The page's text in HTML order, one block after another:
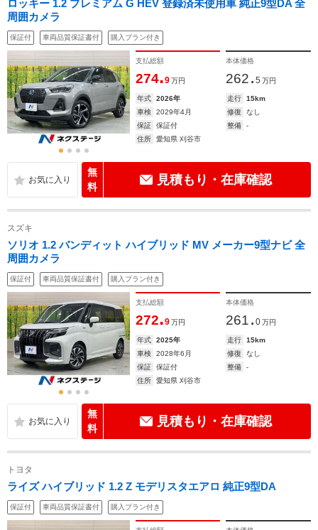
ロッキー 1.2 プレミアム G HEV 登録済未使用車 純正9型DA 全
周囲カメラ
保証付 車両品質保証書付 購入プラン付き
支払総額
274.9 万円
本体価格
262. 5 万円
年式 2026年 走行
15km
車検
2029年4月 修復
なし
保証
保証付 整備
-
住所
愛知県 刈谷市
無
料
見積もり・在庫確認
スズキ
ソリオ 1.2 バンディット ハイブリッド MV メーカー9型ナビ 全
周囲カメラ
保証付 車両品質保証書付 購入プラン付き
支払総額
272.9 万円
本体価格
261. 0 万円
年式 2025年 走行
15km
車検
2028年6月 修復
なし
保証
保証付 整備
-
住所
愛知県 刈谷市
無
料
見積もり・在庫確認
トヨタ
ライズ ハイブリッド 1.2 Z モデリスタエアロ 純正9型DA
保証付 車両品質保証書付 購入プラン付き